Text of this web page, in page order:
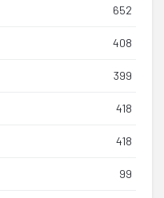
652
408
399
418
418
99